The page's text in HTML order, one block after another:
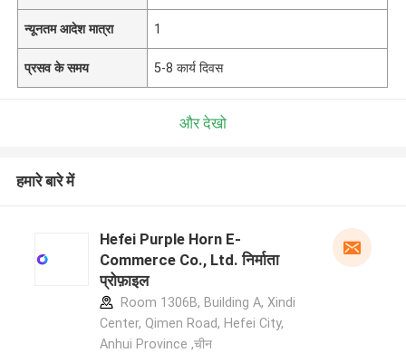
न्यूनतम आदेश मात्रा 1
प्रसव के समय 5-8 कार्य दिवस
और देखो
हमारे बारे में
Hefei Purple Horn E-
Commerce Co., Ltd. निर्माता
प्रोफ़ाइल
Room 1306B, Building A, Xindi
Center, Qimen Road, Hefei City,
Anhui Province ,चीन